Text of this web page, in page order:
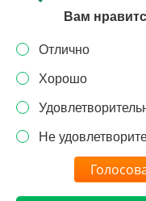
Вам
Отлично
Хорошо
Не